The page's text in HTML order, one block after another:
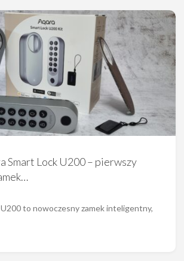
Smart Lock U200 – pierwszy
to nowoczesny zamek inteligentny,